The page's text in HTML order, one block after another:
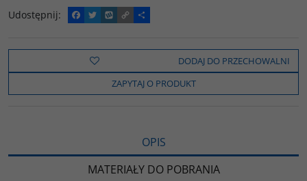
Udostępnij:
F
a
e
o
k
T
w
t
t
e
W
y
o
C
o
y
i
n
k
P
o
z
e
l
s
DODAJ DO PRZECHOWALNI
ZAPYTAJ O PRODUKT
OPIS
MATERIAŁY DO POBRANIA